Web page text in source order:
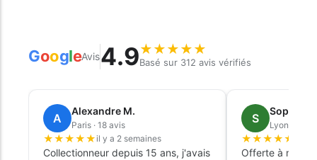
GoogleAvis4.9★★★★★
Basé sur 312 avis vérifiés
A
Alexandre M.
Paris · 18 avis
★★★★★ il y a 2 semaines
Collectionneur depuis 15 ans, j'avais
S
Sophie L.
Lyon · 9
★★★★★
Offerte à mon